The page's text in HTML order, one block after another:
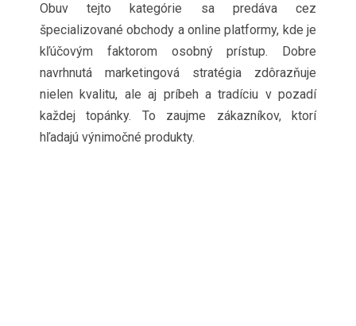
Obuv tejto kategórie sa predáva cez
špecializované obchody a online platformy, kde je
kľúčovým faktorom osobný prístup. Dobre
navrhnutá marketingová stratégia zdôrazňuje
nielen kvalitu, ale aj príbeh a tradíciu v pozadí
každej topánky. To zaujme zákazníkov, ktorí
hľadajú výnimočné produkty.